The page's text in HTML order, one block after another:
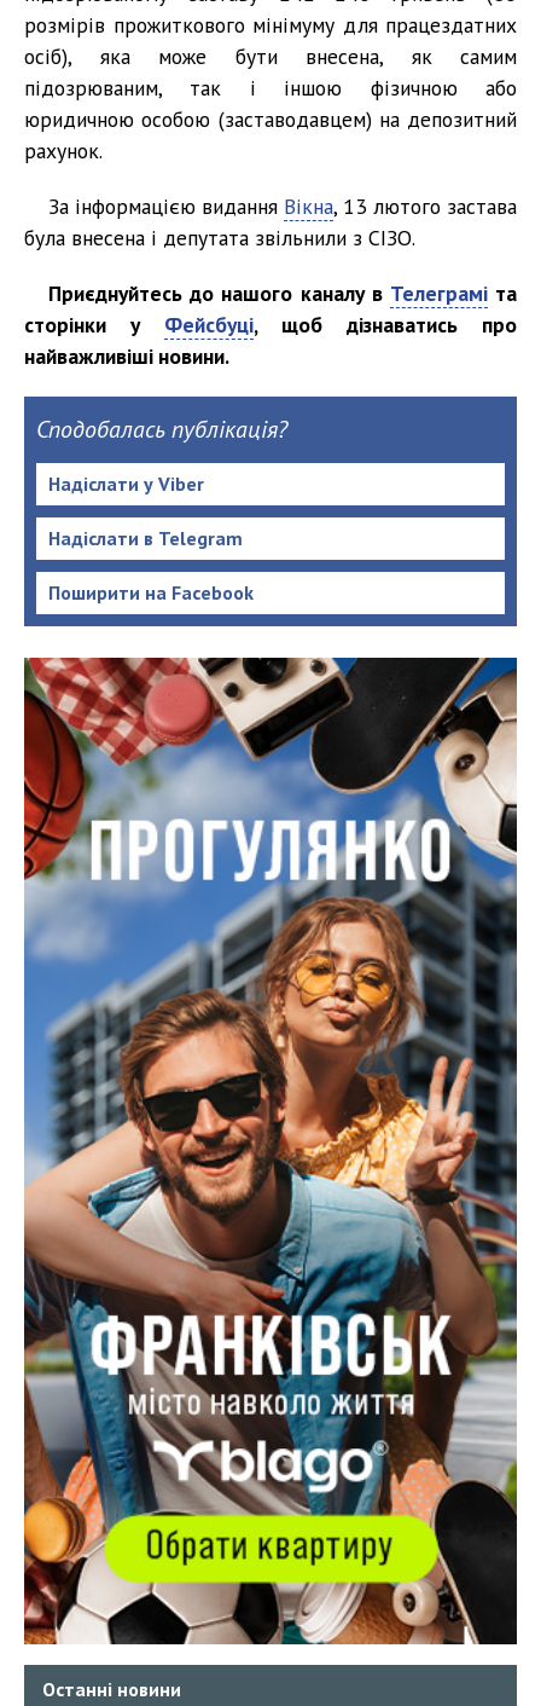
розмірів прожиткового мінімуму для працездатних
осіб), яка може бути внесена, як самим
підозрюваним, так і іншою фізичною або
юридичною особою (заставодавцем) на депозитний
рахунок.
За інформацією видання Вікна, 13 лютого застава
була внесена і депутата звільнили з СІЗО.
Приєднуйтесь до нашого каналу в Телеграміта
сторінки у Фейсбуці, щоб дізнаватись про
найважливіші новини.
Сподобалась публікація?
Надіслати у Viber
Надіслати в Telegram
Поширити на Facebook
Останні новини